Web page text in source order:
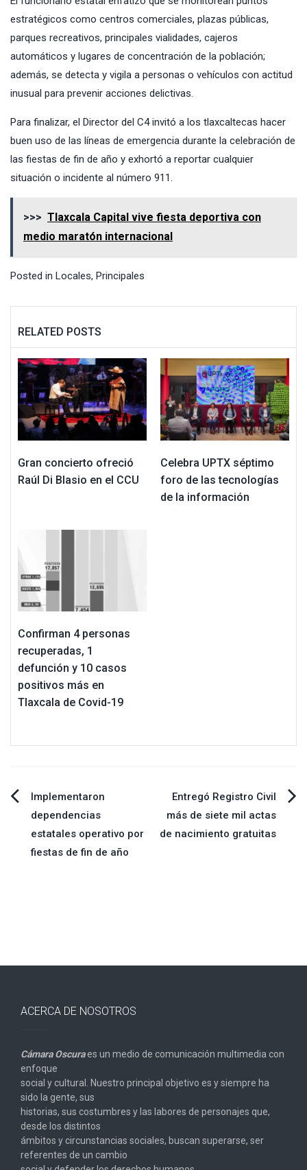
estratégicos como centros comerciales, plazas públicas,
parques recreativos, principales vialidades, cajeros
automáticos y lugares de concentración de la población;
además, se detecta y vigila a personas o vehículos con actitud
inusual para prevenir acciones delictivas.
Para finalizar, el Director del C4 invitó a los tlaxcaltecas hacer
buen uso de las líneas de emergencia durante la celebración de
las fiestas de fin de año y exhortó a reportar cualquier
situación o incidente al número 911.
>>> Tlaxcala Capital vive fiesta deportiva con
medio maratón internacional
Posted in Locales, Principales
RELATED POSTS
Gran concierto ofreció
Raúl Di Blasio en el CCU
Celebra UPTX séptimo
foro de las tecnologías
de la información
Confirman 4 personas
recuperadas, 1
defunción y 10 casos
positivos más en
Tlaxcala de Covid-19
Navegación
de
Implementaron
dependencias
estatales operativo por
fiestas de fin de año
Entregó Registro Civil
más de siete mil actas
de nacimiento gratuitas
ACERCA DE NOSOTROS
Cámara Oscuraes un medio de comunicación multimedia con
enfoque
social y cultural. Nuestro principal objetivo es y siempre ha
sido la gente, sus
historias, sus costumbres y las labores de personajes que,
desde los distintos
ámbitos y circunstancias sociales, buscan superarse, ser
referentes de un cambio